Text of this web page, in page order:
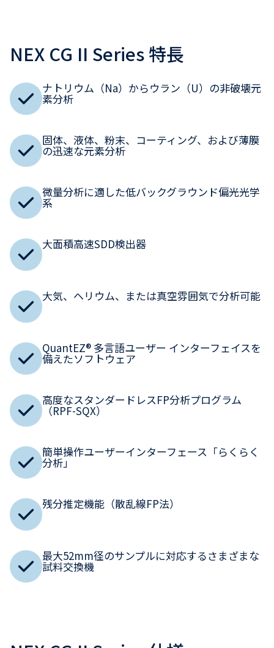
NEX CG II Series 特長
ナトリウム（Na）からウラン（U）の非破壊元
素分析
固体、液体、粉末、コーティング、および薄膜
の迅速な元素分析
微量分析に適した低バックグラウンド偏光光学
系
大面積高速SDD検出器
大気、ヘリウム、または真空雰囲気で分析可能
QuantEZ® 多言語ユーザー インターフェイスを
備えたソフトウェア
高度なスタンダードレスFP分析プログラム
（RPF-SQX）
簡単操作ユーザーインターフェース「らくらく
分析」
残分推定機能（散乱線FP法）
最大52mm径のサンプルに対応するさまざまな
試料交換機